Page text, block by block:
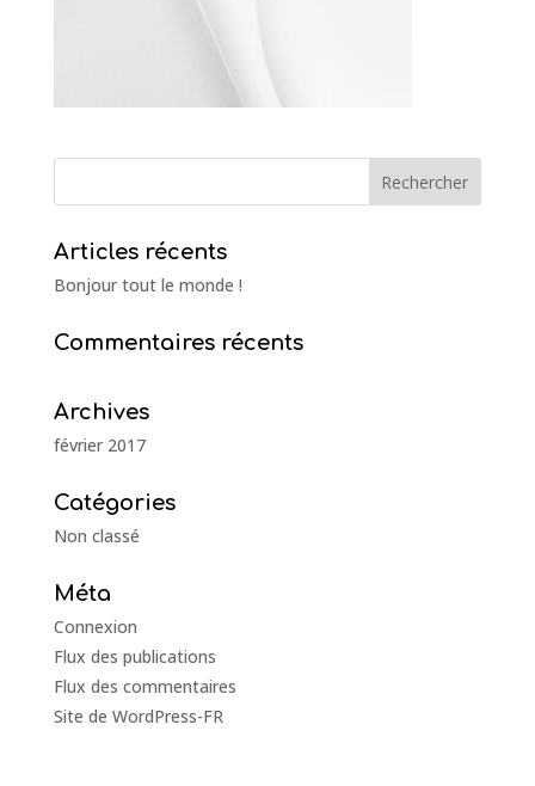
Articles récents
Bonjour tout le monde !
Commentaires récents
Archives
février 2017
Catégories
Non classé
Méta
Connexion
Flux des publications
Flux des commentaires
Site de WordPress-FR